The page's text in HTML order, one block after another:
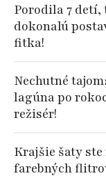
Porodila 7 detí,
dokonalú
fitka!
Nechutné
lagúna po
režisér!
Krajšie šaty
farebných